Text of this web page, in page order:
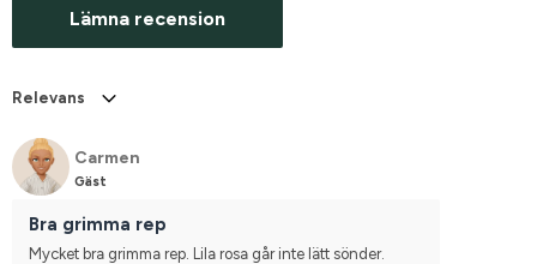
Lämna recension
Relevans
Carmen
Gäst
Bra grimma rep
Mycket bra grimma rep. Lila rosa går inte lätt sönder.